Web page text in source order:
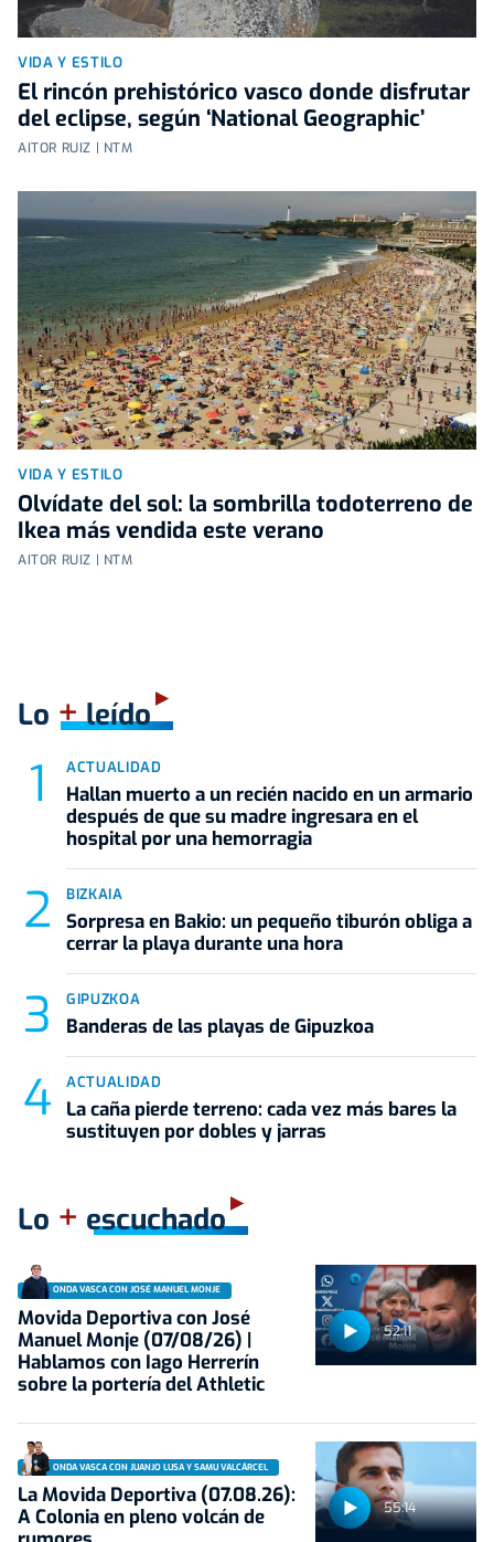
VIDA Y ESTILO
El rincón prehistórico vasco donde disfrutar
del eclipse, según ‘National Geographic’
AITOR RUIZ | NTM
VIDA Y ESTILO
Olvídate del sol: la sombrilla todoterreno de
Ikea más vendida este verano
AITOR RUIZ | NTM
Lo +leído
ACTUALIDAD
Hallan muerto a un recién nacido en un armario
después de que su madre ingresara en el
hospital por una hemorragia
BIZKAIA
Sorpresa en Bakio: un pequeño tiburón obliga a
cerrar la playa durante una hora
GIPUZKOA
Banderas de las playas de Gipuzkoa
ACTUALIDAD
La caña pierde terreno: cada vez más bares la
sustituyen por dobles y jarras
Lo + escuchado
52:11
ONDA VASCA CON JOSÉ MANUEL MONJE
Movida Deportiva con José
Manuel Monje (07/08/26) |
Hablamos con Iago Herrerín
sobre la portería del Athletic
55:14
ONDA VASCA CON JUANJO LUSA Y SAMU VALCÁRCEL
La Movida Deportiva (07.08.26):
A Colonia en pleno volcán de